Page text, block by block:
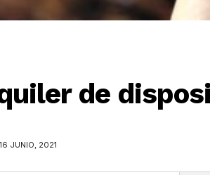
tu noticia
de
JUNIO, 2021